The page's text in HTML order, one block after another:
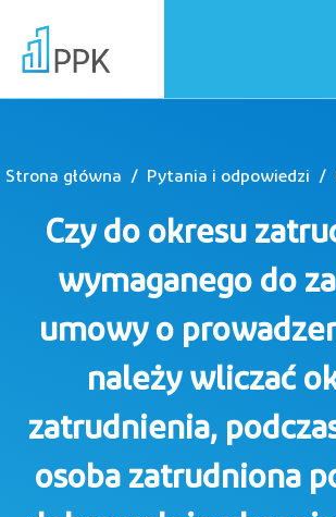
Dla pracownika
Dla pracodawcy
Instytucje
Pliki do
Kontakt
Strona główna Pytania i odpowiedzi
Czy do okresu
wymaganego do
umowy o
należy wliczać
zatrudnienia,
osoba zatrudniona